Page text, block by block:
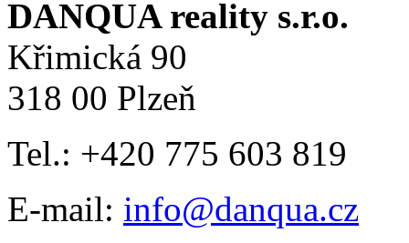
DANQUA reality s.r.o.
Křimická 90
318 00 Plzeň
Tel.: +420 775 603 819
E-mail: info@danqua.cz